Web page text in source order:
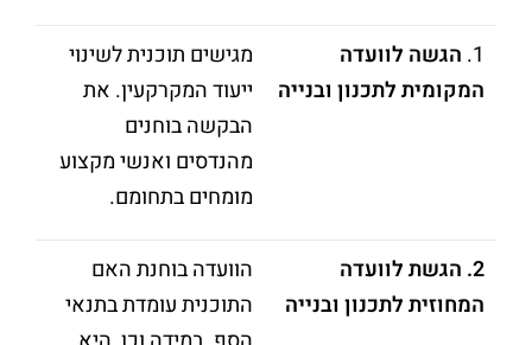
1. הגשה לוועדה
המקומית לתכנון ובנייה
מגישים תוכנית לשינוי
ייעוד המקרקעין. את
הבקשה בוחנים
מהנדסים ואנשי מקצוע
מומחים בתחומם.
2. הגשת לוועדה
המחוזית לתכנון ובנייה
הוועדה בוחנת האם
התוכנית עומדת בתנאי